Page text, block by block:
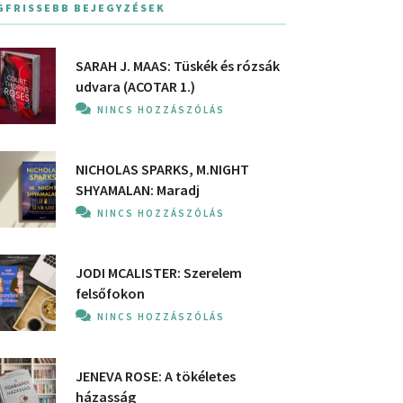
BEJEGYZÉSEK
SARAH J. MAAS: Tüskék és rózsák
udvara (ACOTAR 1.)
NINCS HOZZÁSZÓLÁS
NICHOLAS SPARKS, M.NIGHT
SHYAMALAN: Maradj
NINCS HOZZÁSZÓLÁS
JODI MCALISTER: Szerelem
felsőfokon
NINCS HOZZÁSZÓLÁS
JENEVA ROSE: A ​tökéletes
házasság